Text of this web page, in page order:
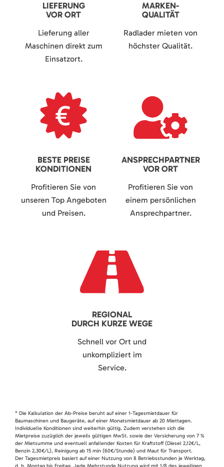
LIEFERUNG
VOR ORT
Lieferung aller
Maschinen direkt zum
Einsatzort.
MARKEN-
QUALITÄT
Radlader mieten von
höchster Qualität.
BESTE PREISE
KONDITIONEN
Profitieren Sie von
unseren Top Angeboten
und Preisen.
ANSPRECHPARTNER
VOR ORT
Profitieren Sie von
einem persönlichen
Ansprechpartner.
REGIONAL
DURCH KURZE WEGE
Schnell vor Ort und
unkompliziert im
Service.
* Die Kalkulation der Ab-Preise beruht auf einer 1-Tagesmietdauer für
Baumaschinen und Baugeräte, auf einer Monatsmietdauer ab 20 Miettagen.
Individuelle Konditionen sind weiterhin gültig. Zudem verstehen sich die
Mietpreise zuzüglich der jeweils gültigen MwSt. sowie der Versicherung von 7 %
der Mietsumme und eventuell anfallender Kosten für Kraftstoff (Diesel 2,12€/L,
Benzin 2,30€/L), Reinigung ab 15 min (60€/Stunde) und Maut für Transport.
Der Tagesmietpreis basiert auf einer Nutzung von 8 Betriebsstunden je Werktag,
d. h. Montag bis Freitag. Jede Mehrstunde Nutzung wird mit 1/8 des jeweiligen